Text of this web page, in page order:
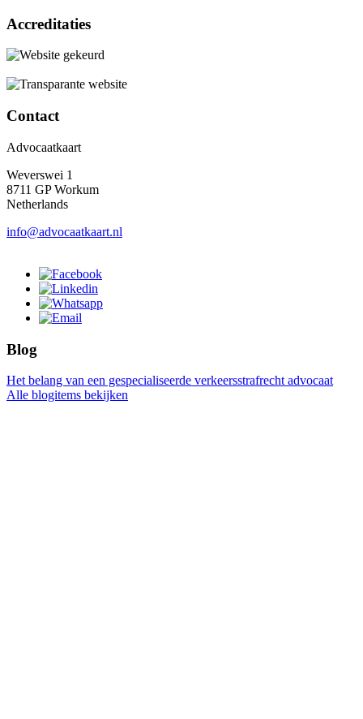
Accreditaties
Contact
Advocaatkaart
Weverswei 1
8711 GP Workum
Netherlands
info@advocaatkaart.nl
Blog
Het belang van een gespecialiseerde verkeersstrafrecht advocaat
Alle blogitems bekijken